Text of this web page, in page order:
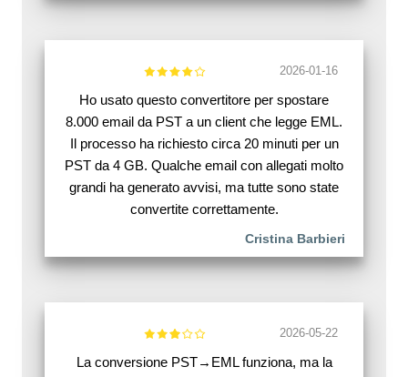
2026-01-16
Ho usato questo convertitore per spostare
8.000 email da PST a un client che legge EML.
Il processo ha richiesto circa 20 minuti per un
PST da 4 GB. Qualche email con allegati molto
grandi ha generato avvisi, ma tutte sono state
convertite correttamente.
Cristina Barbieri
2026-05-22
La conversione PST→EML funziona, ma la